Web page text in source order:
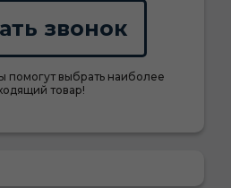
звонок
помогут выбрать наиболее
товар!